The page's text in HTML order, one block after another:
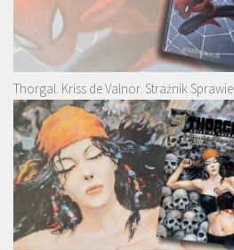
Thorgal. Kriss de Valnor. Strażnik